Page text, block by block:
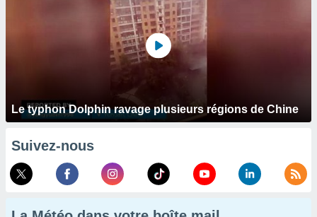
Le typhon Dolphin ravage plusieurs régions de Chine
Suivez-nous